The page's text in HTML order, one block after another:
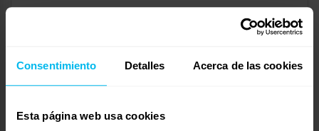
Consentimiento Detalles Acerca de las cookies
Esta página web usa cookies
acudiendo a tu tienda Maxcolchon más cercana y estaremos
Un saludo.